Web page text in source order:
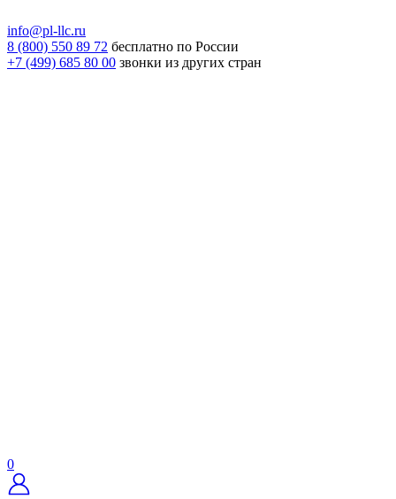
info@pl-llc.ru
8 (800) 550 89 72 бесплатно по России
+7 (499) 685 80 00 звонки из других стран
0